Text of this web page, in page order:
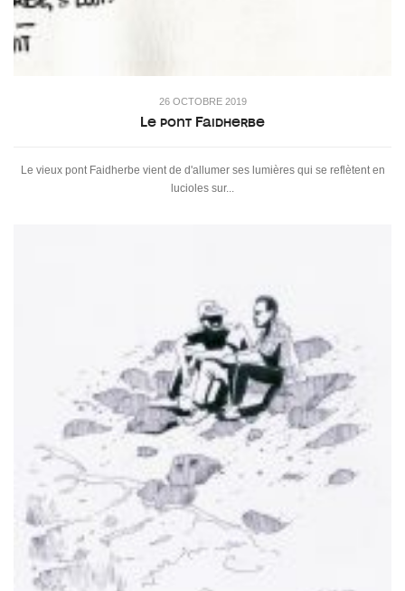
26 OCTOBRE 2019
Le pont Faidherbe
Le vieux pont Faidherbe vient de d'allumer ses lumières qui se reflètent en
lucioles sur...